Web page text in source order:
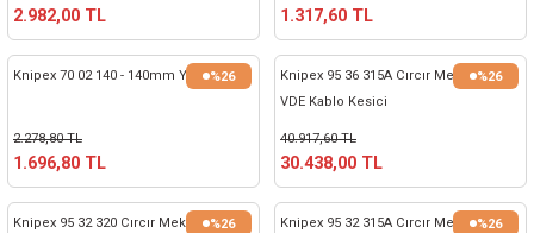
2.982,00 TL 1.317,60 TL
%26
Knipex 70 02 140 - 140mm Yan Keski
2.278,80 TL
1.696,80 TL
%26
Knipex 95 36 315A Cırcır Mekanizmalı
VDE Kablo Kesici
40.917,60 TL
30.438,00 TL
%26
Knipex 95 32 320 Cırcır Mekanizmalı
%26
Knipex 95 32 315A Cırcır Mekanizmalı